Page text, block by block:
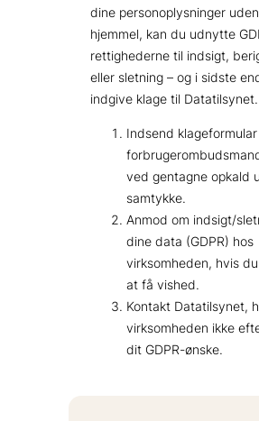
dine personoplysninger uden
hjemmel, kan du udnytte
rettighederne til indsigt,
eller sletning – og i sidste
indgive klage til Datatilsynet.
Indsend klageformular
ved gentagne opkald
samtykke.
Anmod om indsigt/
dine data (GDPR) hos
virksomheden, hvis
at få vished.
Kontakt Datatilsynet,
virksomheden ikke
dit GDPR-ønske.